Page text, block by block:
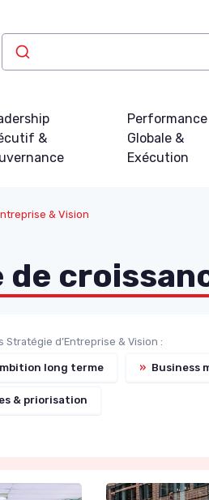
&
Performance
Globale &
Exécution
& Vision
d’Entreprise & Vision :
long terme » Business
& priorisation